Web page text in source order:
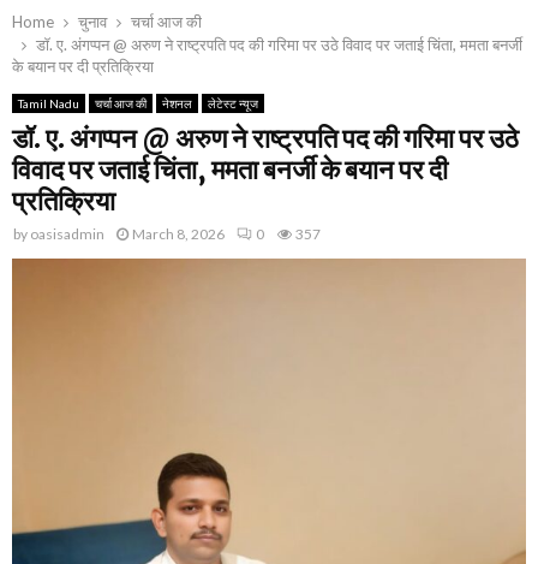
Home चुनाव
चर्चा आज की
डॉ. ए. अंगप्पन @ अरुण ने राष्ट्रपति पद की गरिमा पर उठे विवाद पर जताई चिंता, ममता बनर्जी
के बयान पर दी प्रतिक्रिया
Tamil Nadu चर्चा आज की नेशनल लेटेस्ट न्यूज
डॉ. ए. अंगप्पन @ अरुण ने राष्ट्रपति पद की गरिमा पर उठे
विवाद पर जताई चिंता, ममता बनर्जी के बयान पर दी
प्रतिक्रिया
by oasisadmin March 8, 2026 0 357